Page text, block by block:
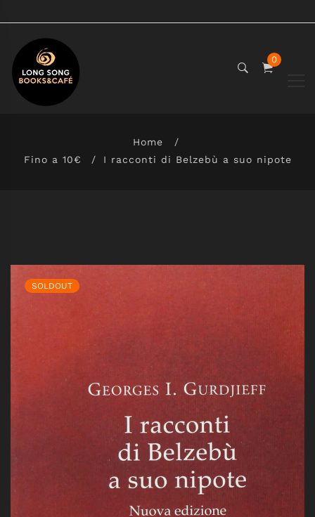
0
Home
Fino a 10€
I racconti di Belzebù a suo nipote
SOLDOUT